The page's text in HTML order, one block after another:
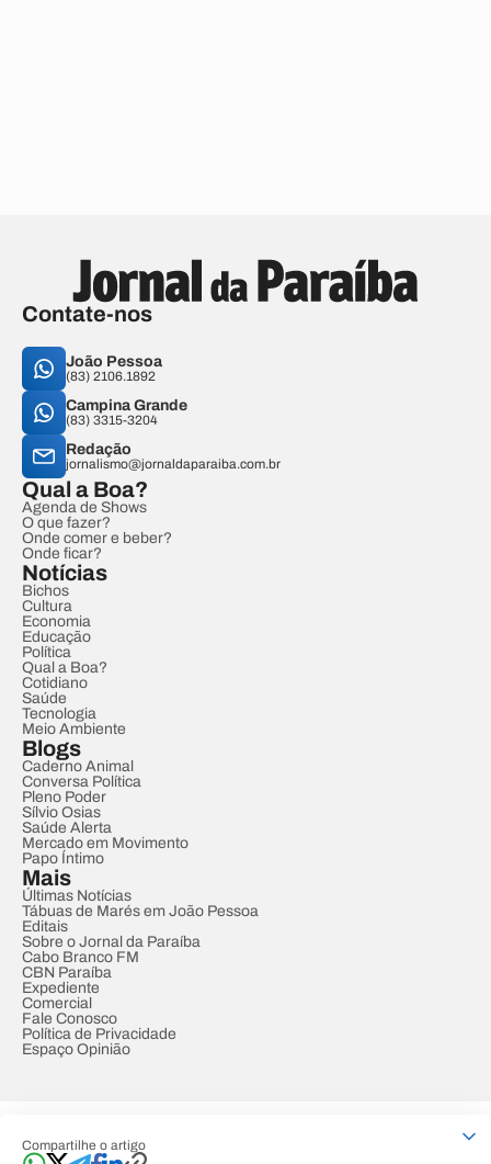
Compartilhe o artigo
Contate-nos
João Pessoa
(83) 2106.1892
Campina Grande
(83) 3315-3204
Redação
jornalismo@jornaldaparaiba.com.br
Qual a Boa?
Agenda de Shows
O que fazer?
Onde comer e beber?
Onde ficar?
Notícias
Bichos
Cultura
Economia
Educação
Política
Qual a Boa?
Cotidiano
Saúde
Tecnologia
Meio Ambiente
Blogs
Caderno Animal
Conversa Política
Pleno Poder
Sílvio Osias
Saúde Alerta
Mercado em Movimento
Papo Íntimo
Mais
Últimas Notícias
Tábuas de Marés em João Pessoa
Editais
Sobre o Jornal da Paraíba
Cabo Branco FM
CBN Paraíba
Expediente
Comercial
Fale Conosco
Política de Privacidade
Espaço Opinião